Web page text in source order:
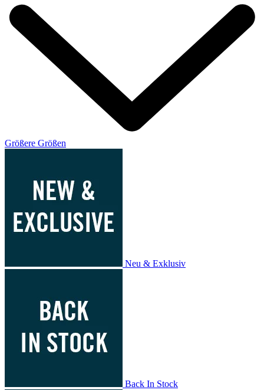
Größere Größen
Neu & Exklusiv
Back In Stock